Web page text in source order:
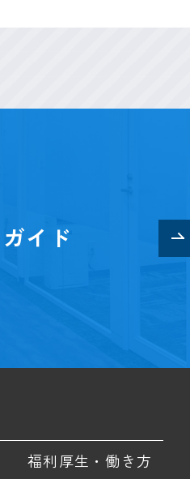
社食でランチを
お昼は社食を利用
しっかり食事をと
取り組めるように
お客様先へご訪問
社内ミーティン
イド
福利厚生・働き方